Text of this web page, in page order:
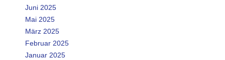
Juni 2025
Mai 2025
März 2025
Februar 2025
Januar 2025